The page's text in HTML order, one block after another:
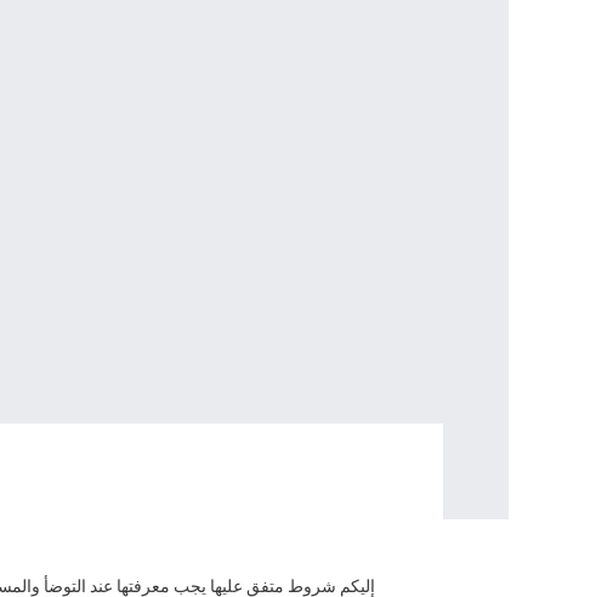
إليكم شروط متفق عليها يجب معرفتها عند التوضأ